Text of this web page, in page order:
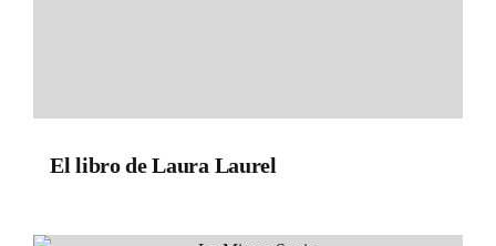
El libro de Laura Laurel